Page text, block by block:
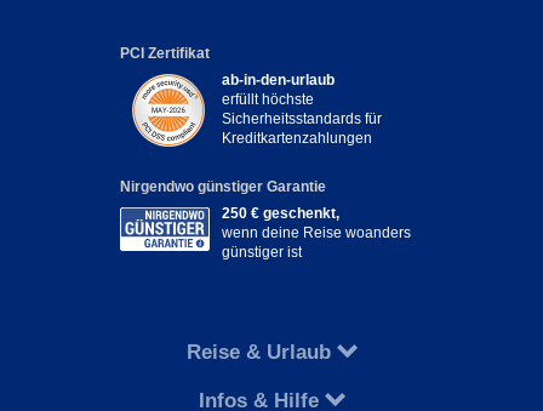
PCI Zertifikat
ab-in-den-urlaub
erfüllt höchste
Sicherheitsstandards für
Kreditkartenzahlungen
Nirgendwo günstiger Garantie
250 € geschenkt,
wenn deine Reise woanders
günstiger ist
Reise & Urlaub
Infos & Hilfe